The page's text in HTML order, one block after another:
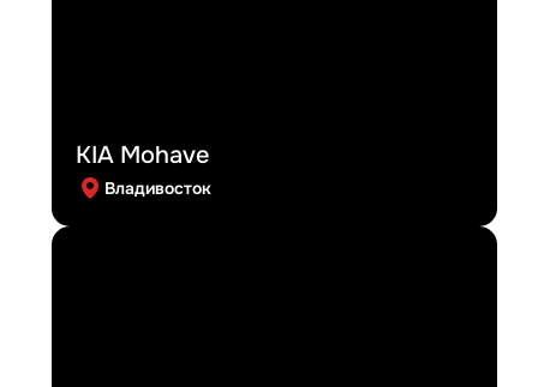
KIA Mohave
Владивосток